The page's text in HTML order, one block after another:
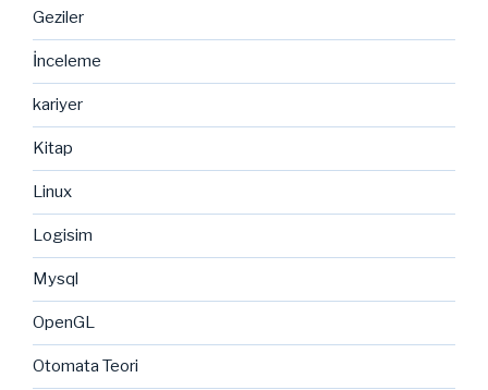
Geziler
İnceleme
kariyer
Kitap
Linux
Logisim
Mysql
OpenGL
Otomata Teori